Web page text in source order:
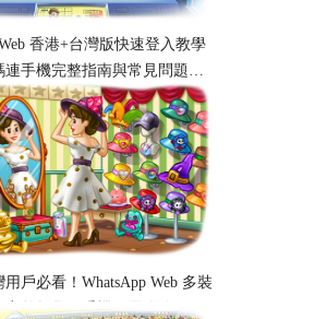
香港+台灣版快速登入教學
連手機完整指南與常見問題解
戶必看！WhatsApp Web 多裝
完整教學｜手機、電腦跨平台